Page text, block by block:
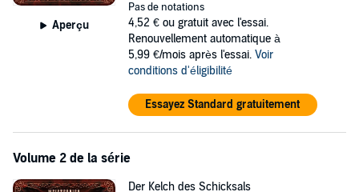
Aperçu
Pas de notations
4,52 € ou gratuit avec l'essai.
Renouvellement automatique à
5,99 €/mois après l'essai. Voir
conditions d'éligibilité
Essayez Standard gratuitement
Volume 2 de la série
Der Kelch des Schicksals